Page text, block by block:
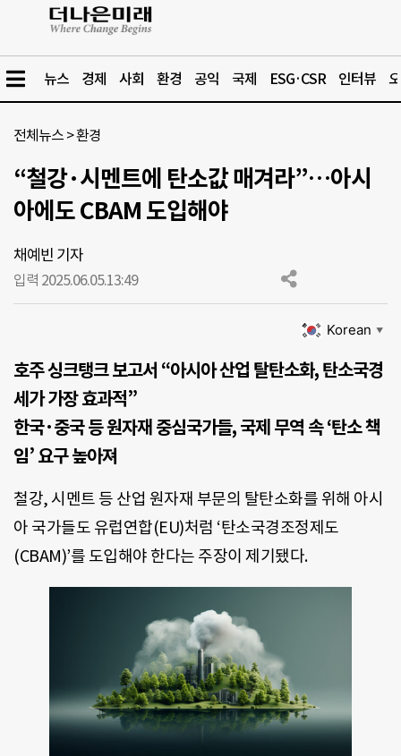
뉴스 경제 사회 환경 공익 국제 ESG·CSR 인터뷰
전체뉴스 >환경
“철강·시멘트에 탄소값 매겨라”…아시
아에도 CBAM 도입해야
채예빈 기자
입력 2025.06.05.13:49
Korean ▼
호주 싱크탱크 보고서 “아시아 산업 탈탄소화, 탄소국경
세가 가장 효과적”
한국·중국 등 원자재 중심국가들, 국제 무역 속 ‘탄소 책
임’ 요구 높아져
철강, 시멘트 등 산업 원자재 부문의 탈탄소화를 위해 아시
아 국가들도 유럽연합(EU)처럼 ‘탄소국경조정제도
(CBAM)’를 도입해야 한다는 주장이 제기됐다.